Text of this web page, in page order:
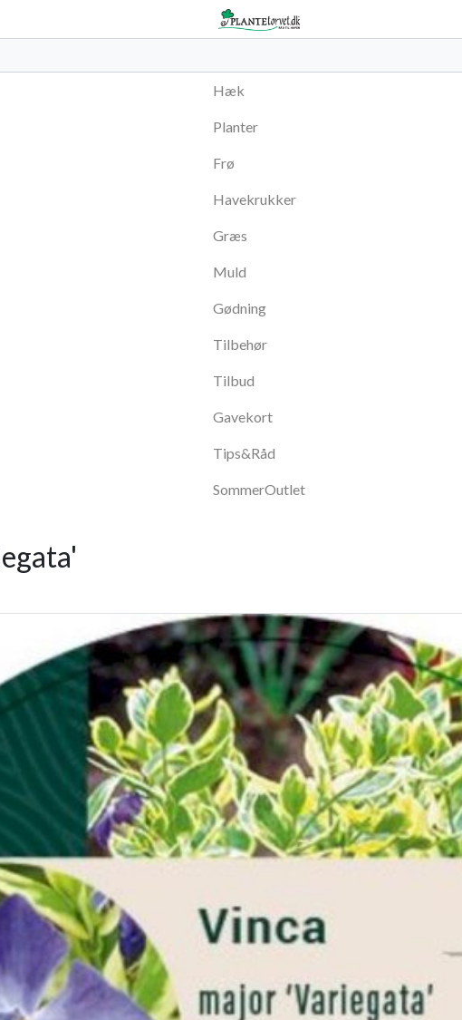
Hæk
Planter
Frø
Havekrukker
Græs
Muld
Gødning
Tilbehør
Tilbud
Gavekort
Tips&Råd
SommerOutlet